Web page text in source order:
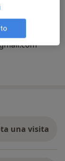
0409 o
una visita